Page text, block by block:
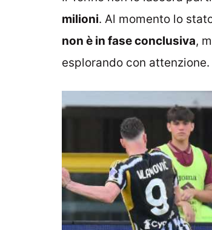
milioni. Al momento lo
non è in fase conclusiva,
esplorando con attenzione.